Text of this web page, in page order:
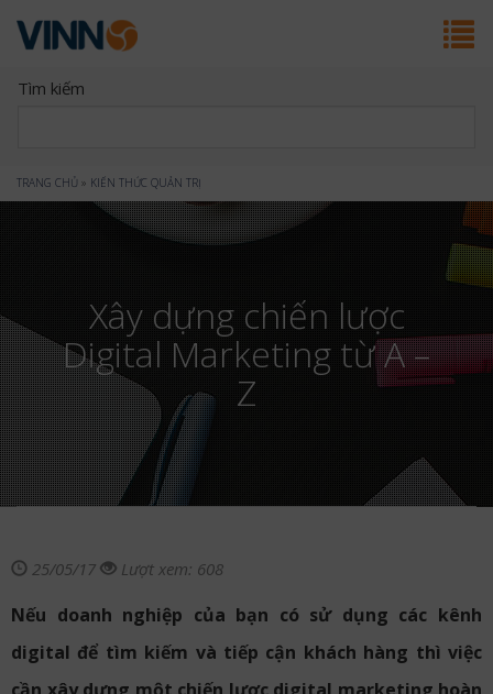
Tìm kiếm
Bạn
đây
TRANG CHỦ » KIẾN THỨC QUẢN TRỊ
Xây dựng chiến lược
Digital Marketing từ A –
Z
25/05/17 Lượt xem: 608
Nếu doanh nghiệp của bạn có sử dụng các kênh
digital để tìm kiếm và tiếp cận khách hàng thì việc